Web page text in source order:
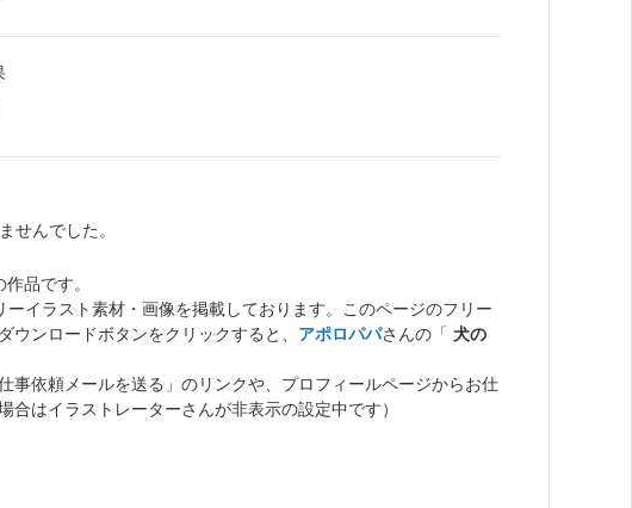
せんでした。
品です。
イラスト素材・画像を掲載しております。このページのフリー
ウンロードボタンをクリックすると、 アポロパパさんの「 犬の
事依頼メールを送る」のリンクや、プロフィールページからお仕
はイラストレーターさんが非表示の設定中です）